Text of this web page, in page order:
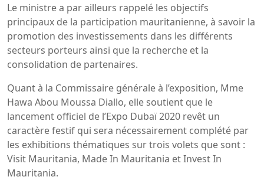
Le ministre a par ailleurs rappelé les objectifs
principaux de la participation mauritanienne, à savoir la
promotion des investissements dans les différents
secteurs porteurs ainsi que la recherche et la
consolidation de partenaires.
Quant à la Commissaire générale à l’exposition, Mme
Hawa Abou Moussa Diallo, elle soutient que le
lancement officiel de l’Expo Dubaï 2020 revêt un
caractère festif qui sera nécessairement complété par
les exhibitions thématiques sur trois volets que sont :
Visit Mauritania, Made In Mauritania et Invest In
Mauritania.